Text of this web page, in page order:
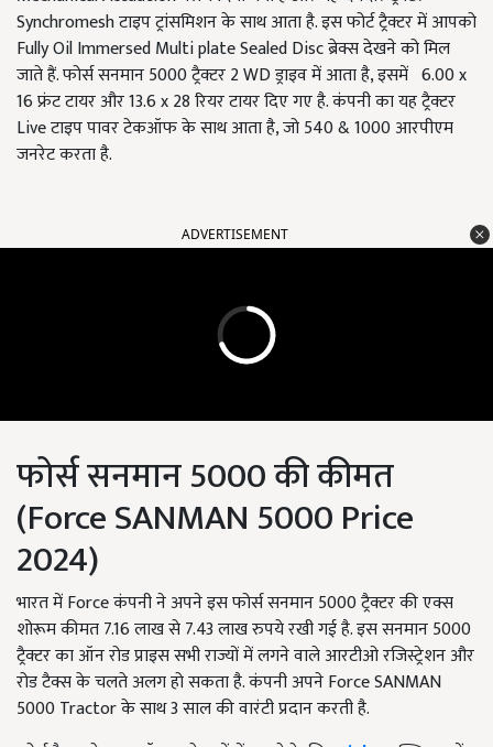
Synchromesh टाइप ट्रांसमिशन के साथ आता है. इस फोर्ट ट्रैक्टर में आपको
Fully Oil Immersed Multi plate Sealed Disc ब्रेक्स देखने को मिल
जाते हैं. फोर्स सनमान 5000 ट्रैक्टर 2 WD ड्राइव में आता है, इसमें 6.00 x
16 फ्रंट टायर और 13.6 x 28 रियर टायर दिए गए है. कंपनी का यह ट्रैक्टर
Live टाइप पावर टेकऑफ के साथ आता है, जो 540 & 1000 आरपीएम
जनरेट करता है.
ADVERTISEMENT
फोर्स सनमान 5000 की कीमत
(Force SANMAN 5000 Price
2024)
भारत में Force कंपनी ने अपने इस फोर्स सनमान 5000 ट्रैक्टर की एक्स
शोरूम कीमत 7.16 लाख से 7.43 लाख रुपये रखी गई है. इस सनमान 5000
ट्रैक्टर का ऑन रोड प्राइस सभी राज्यों में लगने वाले आरटीओ रजिस्ट्रेशन और
रोड टैक्स के चलते अलग हो सकता है. कंपनी अपने Force SANMAN
5000 Tractor के साथ 3 साल की वारंटी प्रदान करती है.